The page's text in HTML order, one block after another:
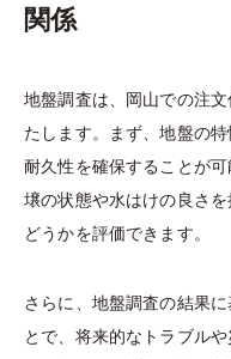
関係
地盤調査は、岡山での注
たします。まず、地盤の
耐久性を確保することが
壌の状態や水はけの良さ
どうかを評価できます。
さらに、地盤調査の結果
とで、将来的なトラブル